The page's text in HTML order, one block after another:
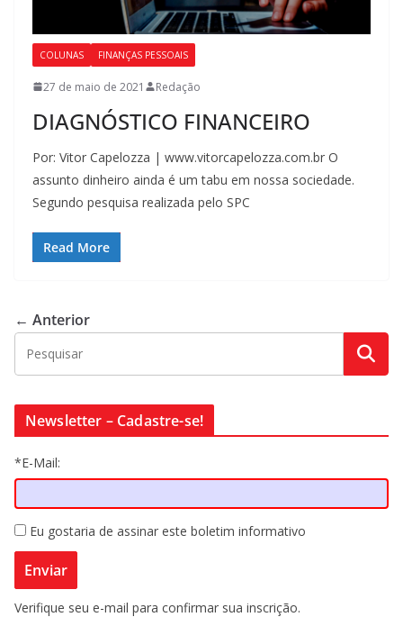
COLUNAS FINANÇAS PESSOAIS
27 de maio de 2021 Redação
DIAGNÓSTICO FINANCEIRO
Por: Vitor Capelozza | www.vitorcapelozza.com.br O
assunto dinheiro ainda é um tabu em nossa sociedade.
Segundo pesquisa realizada pelo SPC
Read More
← Anterior
Newsletter – Cadastre-se!
*E-Mail:
Eu gostaria de assinar este boletim informativo
Verifique seu e-mail para confirmar sua inscrição.